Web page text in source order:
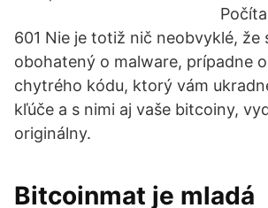
601 Nie je totiž nič neobvyklé, že
obohatený o malware, prípadne
chytrého kódu, ktorý vám
kľúče a s nimi aj vaše bitcoiny,
originálny.
Bitcoinmat je mladá